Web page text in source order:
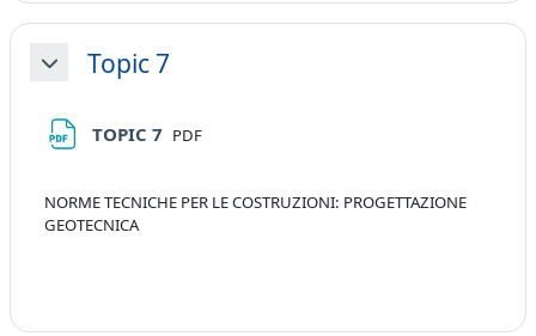
MinimizzaTopic 7
TOPIC 7 File
PDF
NORME TECNICHE PER LE COSTRUZIONI: PROGETTAZIONE
GEOTECNICA